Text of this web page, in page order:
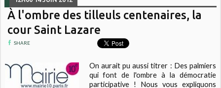
À l'ombre des tilleuls centenaires, la
cour Saint Lazare
SHARE
On aurait pu aussi titrer : Des palmiers
qui font de l'ombre à la démocratie
participative ! Nous vous expliquons